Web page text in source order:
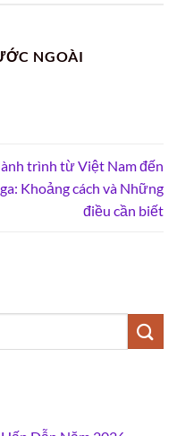
NGOÀI
trình từ Việt Nam đến
Khoảng cách và Những
điều cần biết